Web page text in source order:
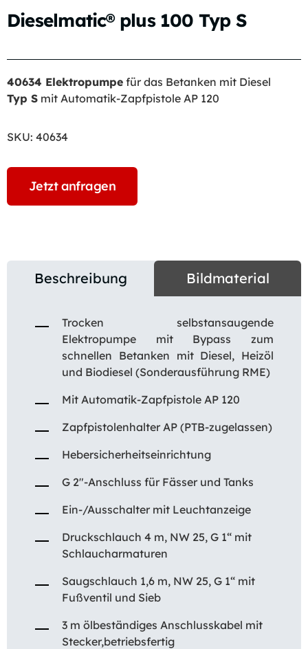
Dieselmatic® plus 100 Typ S
40634 Elektropumpe für das Betanken mit Diesel
Typ S mit Automatik-Zapfpistole AP 120
SKU: 40634
Jetzt anfragen
Beschreibung Bildmaterial
Trocken selbstansaugende
Elektropumpe mit Bypass zum
schnellen Betanken mit Diesel, Heizöl
und Biodiesel (Sonderausführung RME)
Mit Automatik-Zapfpistole AP 120
Zapfpistolenhalter AP (PTB-zugelassen)
Hebersicherheitseinrichtung
G 2″-Anschluss für Fässer und Tanks
Ein-/Ausschalter mit Leuchtanzeige
Druckschlauch 4 m, NW 25, G 1“ mit
Schlaucharmaturen
Saugschlauch 1,6 m, NW 25, G 1“ mit
Fußventil und Sieb
3 m ölbeständiges Anschlusskabel mit
Stecker,betriebsfertig